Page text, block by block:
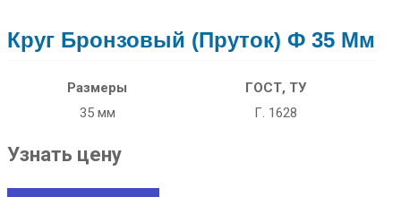
Круг Бронзовый (пруток) Ф 35 Мм
Размеры
ГОСТ, ТУ
35 мм
Г. 1628
Узнать цену